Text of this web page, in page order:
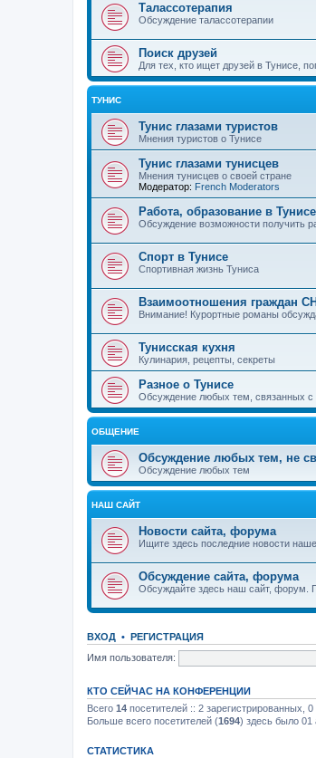
Талассотерапия
Обсуждение талассотерапии
Поиск друзей
Для тех, кто ищет друзей в Тунисе,
ТУНИС
Тунис глазами туристов
Мнения туристов о Тунисе
Тунис глазами тунисцев
Мнения тунисцев о своей стране
Модератор: French Moderators
Работа, образование в Тунисе
Обсуждение возможности получить
Спорт в Тунисе
Спортивная жизнь Туниса
Взаимоотношения граждан
Внимание! Курортные романы
Тунисская кухня
Кулинария, рецепты, секреты
Разное о Тунисе
Обсуждение любых тем, связанных с
ОБЩЕНИЕ
Обсуждение любых тем, не
Обсуждение любых тем
НАШ САЙТ
Новости сайта, форума
Ищите здесь последние новости
Обсуждение сайта, форума
Обсуждайте здесь наш сайт, форум.
ВХОД • РЕГИСТРАЦИЯ
Имя пользователя:
КТО СЕЙЧАС НА КОНФЕРЕНЦИИ
Всего 14 посетителей :: 2 зарегистрированных,
Больше всего посетителей (1694) здесь было 01
СТАТИСТИКА